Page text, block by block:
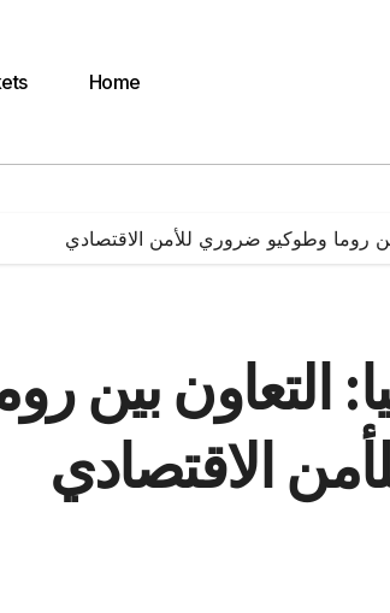
Home
روما وطوكيو ضروري للأمن الاقتصادي
التعاون بين
الاقتصادي